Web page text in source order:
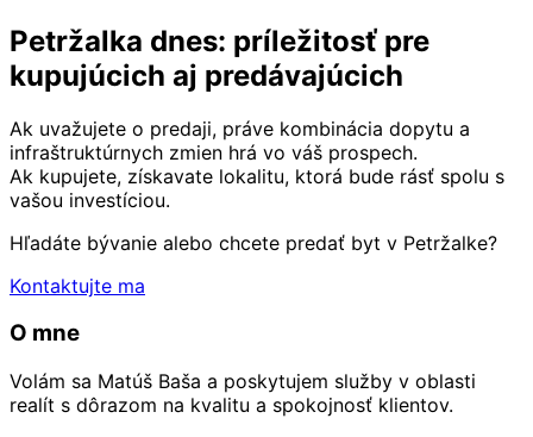
Petržalka dnes: príležitosť pre
kupujúcich aj predávajúcich
Ak uvažujete o predaji, práve kombinácia dopytu a
infraštruktúrnych zmien hrá vo váš prospech.
Ak kupujete, získavate lokalitu, ktorá bude rásť spolu s
vašou investíciou.
Hľadáte bývanie alebo chcete predať byt v Petržalke?
Kontaktujte ma
O mne
Volám sa Matúš Baša a poskytujem služby v oblasti
realít s dôrazom na kvalitu a spokojnosť klientov.